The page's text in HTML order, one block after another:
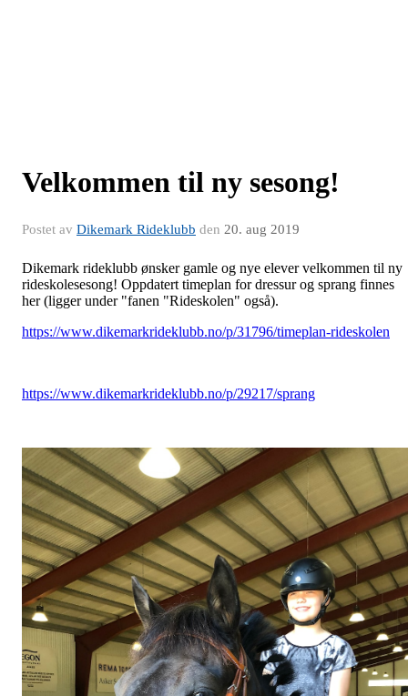
Velkommen til ny sesong!
Postet av Dikemark Rideklubb den 20. aug 2019
Dikemark rideklubb ønsker gamle og nye elever velkommen til ny
rideskolesesong! Oppdatert timeplan for dressur og sprang finnes
her (ligger under "fanen "Rideskolen" også).
https://www.dikemarkrideklubb.no/p/31796/timeplan-rideskolen
https://www.dikemarkrideklubb.no/p/29217/sprang